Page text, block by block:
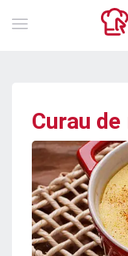
Curau